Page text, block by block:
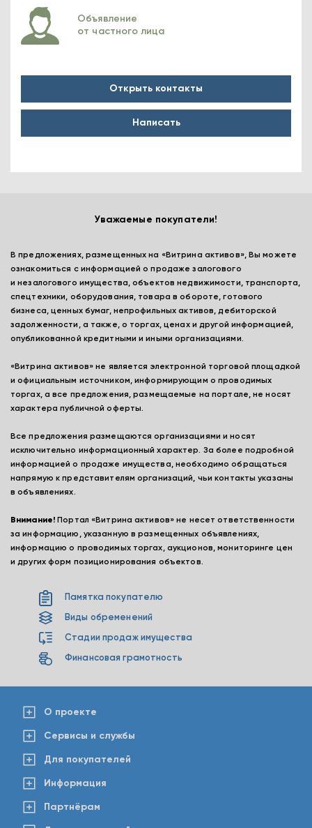
Объявление
от частного лица
Открыть контакты
Написать
Уважаемые покупатели!
В предложениях, размещенных на «Витрина активов», Вы можете
ознакомиться с информацией о продаже залогового
и незалогового имущества, объектов недвижимости, транспорта,
спецтехники, оборудования, товара в обороте, готового
бизнеса, ценных бумаг, непрофильных активов, дебиторской
задолженности, а также, о торгах, ценах и другой информацией,
опубликованной кредитными и иными организациями.
«Витрина активов» не является электронной торговой площадкой
и официальным источником, информирующим о проводимых
торгах, а все предложения, размещаемые на портале, не носят
характера публичной оферты.
Все предложения размещаются организациями и носят
исключительно информационный характер. За более подробной
информацией о продаже имущества, необходимо обращаться
напрямую к представителям организаций, чьи контакты указаны
в объявлениях.
Внимание! Портал «Витрина активов» не несет ответственности
за информацию, указанную в размещенных объявлениях,
информацию о проводимых торгах, аукционов, мониторинге цен
и других форм позиционирования объектов.
Памятка покупателю
Виды обременений
Стадии продаж имущества
Финансовая грамотность
О проекте
Сервисы и службы
Для покупателей
Информация
Партнёрам